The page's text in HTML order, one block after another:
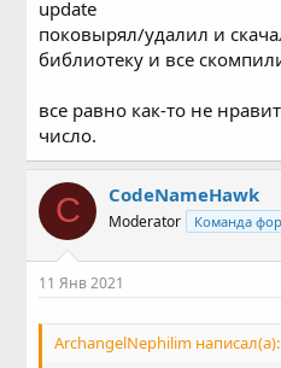
update
поковырял/удалил и
библиотеку и все
все равно как-то не
число.
C CodeNameHawk
Moderator Команда
11 Янв 2021
ArchangelNephilim написал(а):